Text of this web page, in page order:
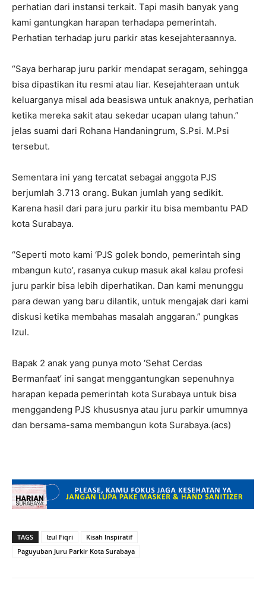
perhatian dari instansi terkait. Tapi masih banyak yang
kami gantungkan harapan terhadapa pemerintah.
Perhatian terhadap juru parkir atas kesejahteraannya.
“Saya berharap juru parkir mendapat seragam, sehingga
bisa dipastikan itu resmi atau liar. Kesejahteraan untuk
keluarganya misal ada beasiswa untuk anaknya, perhatian
ketika mereka sakit atau sekedar ucapan ulang tahun.”
jelas suami dari Rohana Handaningrum, S.Psi. M.Psi
tersebut.
Sementara ini yang tercatat sebagai anggota PJS
berjumlah 3.713 orang. Bukan jumlah yang sedikit.
Karena hasil dari para juru parkir itu bisa membantu PAD
kota Surabaya.
“Seperti moto kami ‘PJS golek bondo, pemerintah sing
mbangun kuto’, rasanya cukup masuk akal kalau profesi
juru parkir bisa lebih diperhatikan. Dan kami menunggu
para dewan yang baru dilantik, untuk mengajak dari kami
diskusi ketika membahas masalah anggaran.” pungkas
Izul.
Bapak 2 anak yang punya moto ‘Sehat Cerdas
Bermanfaat’ ini sangat menggantungkan sepenuhnya
harapan kepada pemerintah kota Surabaya untuk bisa
menggandeng PJS khususnya atau juru parkir umumnya
dan bersama-sama membangun kota Surabaya.(acs)
TAGS Izul Fiqri
Kisah Inspiratif
Paguyuban Juru Parkir Kota Surabaya